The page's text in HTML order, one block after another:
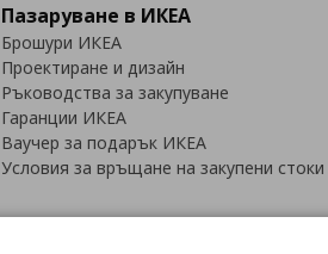
Пазаруване в ИКЕА
Брошури ИКЕА
Проектиране и дизайн
Ръководства за закупуване
Гаранции ИКЕА
Ваучер за подарък ИКЕА
Условия за връщане на закупени стоки